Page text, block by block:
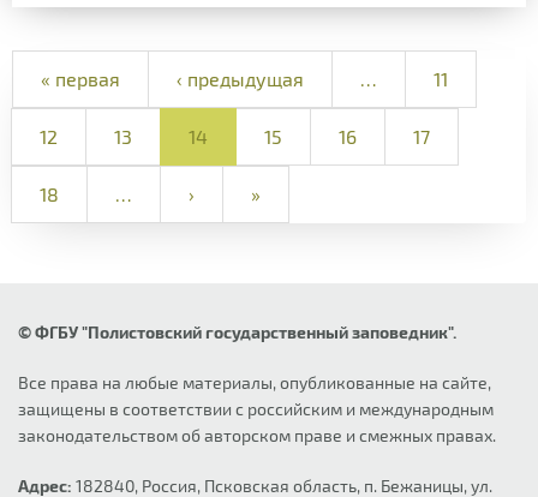
« первая ‹ предыдущая 11
12 13 14 15 16 17
18 › »
© ФГБУ "Полистовский государственный заповедник".
Все права на любые материалы, опубликованные на сайте,
защищены в соответствии с российским и международным
законодательством об авторском праве и смежных правах.
Адрес: 182840, Россия, Псковская область, п. Бежаницы, ул.